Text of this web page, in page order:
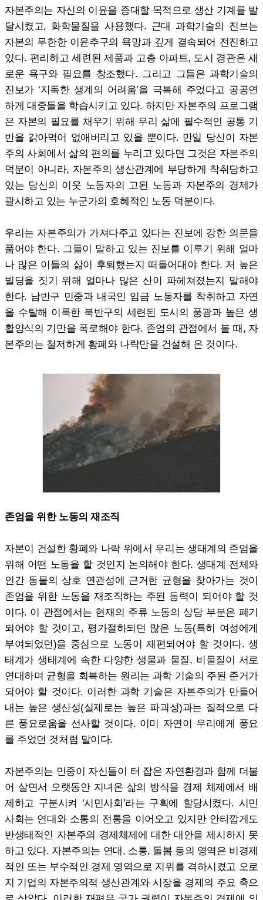
자본주의는 자신의 이윤을 증대할 목적으로 생산 기계를 발
달시켰고, 화학물질을 사용했다. 근대 과학기술의 진보는
자본의 무한한 이윤추구의 욕망과 깊게 결속되어 전진하고
있다. 편리하고 세련된 제품과 고층 아파트, 도시 경관은 새
로운 욕구와 필요를 창조했다. 그리고 그들은 과학기술의
진보가 ‘지독한 생계의 어려움’을 극복해 주었다고 공공연
하게 대중들을 학습시키고 있다. 하지만 자본주의 프로그램
은 자본의 필요를 채우기 위해 우리 삶에 필수적인 공통 기
반을 갉아먹어 없애버리고 있을 뿐이다. 만일 당신이 자본
주의 사회에서 삶의 편의를 누리고 있다면 그것은 자본주의
덕분이 아니라, 자본주의 생산관계에 부당하게 착취당하고
있는 당신의 이웃 노동자의 고된 노동과 자본주의 경제가
괄시하고 있는 누군가의 호혜적인 노동 덕분이다.
우리는 자본주의가 가져다주고 있다는 진보에 강한 의문을
품어야 한다. 그들이 말하고 있는 진보를 이루기 위해 얼마
나 많은 이들의 삶이 후퇴했는지 떠들어대야 한다. 저 높은
빌딩을 짓기 위해 얼마나 많은 산이 파헤쳐졌는지 말해야
한다. 남반구 민중과 내국인 임금 노동자를 착취하고 자연
을 수탈해 이룩한 북반구의 세련된 도시의 풍광과 높은 생
활양식의 기만을 폭로해야 한다. 존엄의 관점에서 볼 때, 자
본주의는 철저하게 황폐와 나락만을 건설해 온 것이다.
존엄을 위한 노동의 재조직
자본이 건설한 황폐와 나락 위에서 우리는 생태계의 존엄을
위해 어떤 노동을 할 것인지 논의해야 한다. 생태계 전체와
인간 동물의 상호 연관성에 근거한 균형을 찾아가는 것이
존엄을 위한 노동을 재조직하는 주된 동력이 되어야 할 것
이다. 이 관점에서는 현재의 주류 노동의 상당 부분은 폐기
되어야 할 것이고, 평가절하되던 많은 노동(특히 여성에게
부여되었던)을 중심으로 노동이 재편되어야 할 것이다. 생
태계가 생태계에 속한 다양한 생물과 물질, 비물질이 서로
연대하며 균형을 회복하는 원리는 과학 기술의 주된 준거가
되어야 할 것이다. 이러한 과학 기술은 자본주의가 만들어
내는 높은 생산성(실제로는 높은 파괴성)과는 질적으로 다
른 풍요로움을 선사할 것이다. 이미 자연이 우리에게 풍요
를 주었던 것처럼 말이다.
자본주의는 민중이 자신들이 터 잡은 자연환경과 함께 더불
어 살면서 오랫동안 지녀온 삶의 방식을 경제 체제에서 배
제하고 구분시켜 ‘시민사회’라는 구획에 할당시켰다. 시민
사회는 연대와 소통의 전통을 이어오고 있지만 안타깝게도
반생태적인 자본주의 경제체제에 대한 대안을 제시하지 못
하고 있다. 자본주의는 연대, 소통, 돌봄 등의 영역은 비경제
적인 또는 부수적인 경제 영역으로 지위를 격하시켰고 오로
지 기업의 자본주의적 생산관계와 시장을 경제의 주요 축으